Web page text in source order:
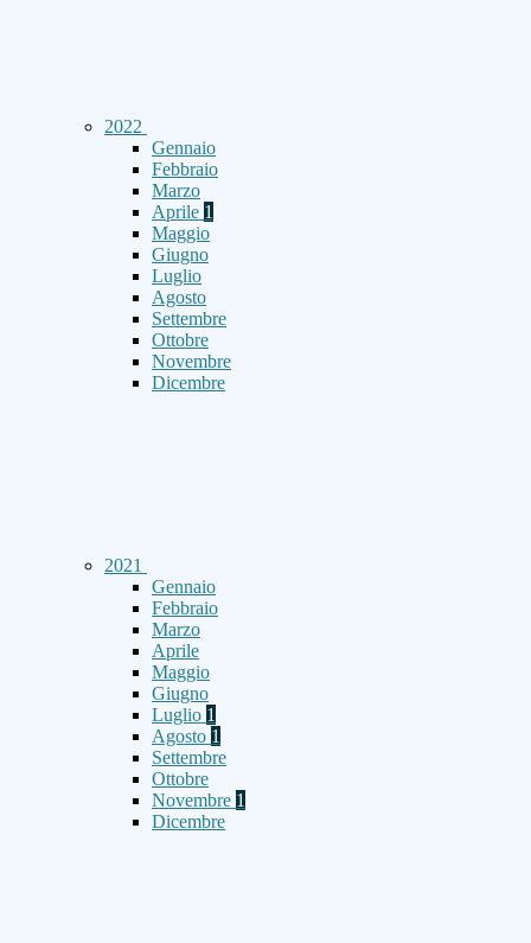
2022
Gennaio
Febbraio
Marzo
Aprile 1
Maggio
Giugno
Luglio
Agosto
Settembre
Ottobre
Novembre
Dicembre
2021
Gennaio
Febbraio
Marzo
Aprile
Maggio
Giugno
Luglio 1
Agosto 1
Settembre
Ottobre
Novembre 1
Dicembre